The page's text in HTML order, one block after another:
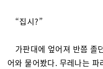
“집시?”
가판대에 엎어져 반쯤 졸
어와 물어봤다. 무레나는